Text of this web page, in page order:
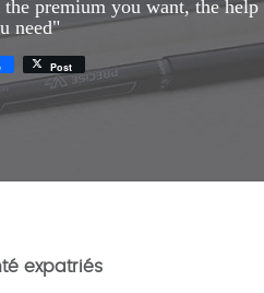
premium you want, the help
need"
Post
expatriés